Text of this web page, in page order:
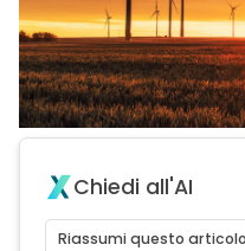
Chiedi all'AI
Riassumi questo articolo